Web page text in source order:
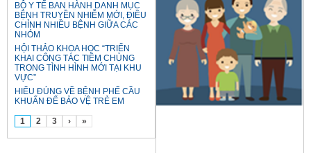
BỘ Y TẾ BAN HÀNH DANH MỤC
BỆNH TRUYỀN NHIỄM MỚI, ĐIỀU
CHỈNH NHIỀU BỆNH GIỮA CÁC
NHÓM
HỘI THẢO KHOA HỌC “TRIỂN
KHAI CÔNG TÁC TIÊM CHỦNG
TRONG TÌNH HÌNH MỚI TẠI KHU
VỰC”
HIỂU ĐÚNG VỀ BỆNH PHẾ CẦU
KHUẨN ĐỂ BẢO VỆ TRẺ EM
1 2 3 › »